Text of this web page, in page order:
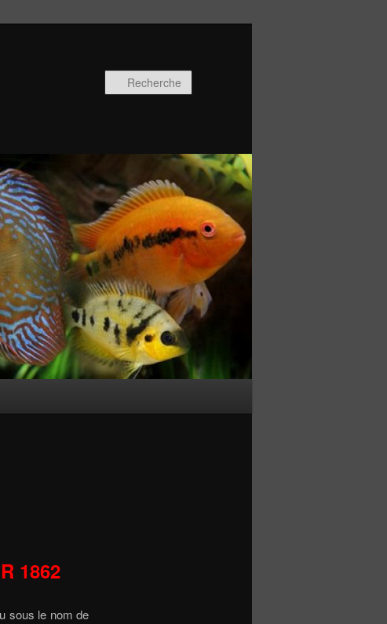
1862
sous le nom de